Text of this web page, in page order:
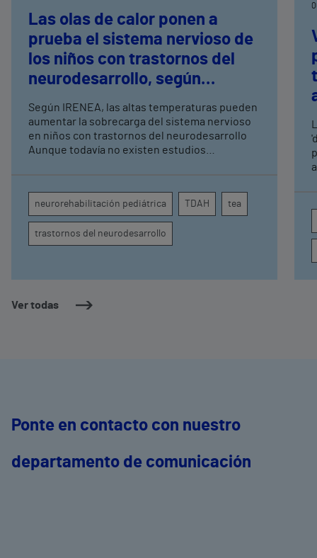
Ver todas
Las olas de calor ponen a
prueba el sistema nervioso de
los niños con trastornos del
neurodesarrollo, según
neurorrehabilitación
pediátrica de Vithas
Según IRENEA, las altas temperaturas pueden
aumentar la sobrecarga del sistema nervioso
en niños con trastornos del neurodesarrollo
Aunque todavía no existen estudios
atención, la regulación emocional y la
conducta
neurorehabilitación pediátrica TDAH tea
trastornos del neurodesarrollo
Ponte en contacto con nuestro
departamento de comunicación